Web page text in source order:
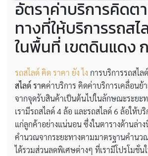
อัตราค่าบริการคิดตา
ทางที่ให้บริการรถส
ในพื้นที่ เขตดินแดง
รถสไลด์ คิด ราคา ยัง ไง การบริการรถสไล
สไลด์ ราคค่าบริการ คิดค่าบริการเคลื่อนย้
จากจุดรับสินค้าเป็นต้นไปในลักษณะระยะท
เรามีรถสไลด์ 4 ล้อ และรถสไลด์ 6 ล้อให้บ
แก่ลูกค้าอย่างแน่นอน ซึ่งในตารางด้านล่า
คำนวณจากระยะทางตามมาตรฐานคำนว
ได้รวมส่วนลดพิเศษต่างๆ ที่เรามีโปรโมชั่น